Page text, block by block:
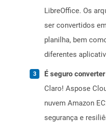
LibreOffice. Os
ser convertidos
planilha, bem
diferentes
É seguro
Claro! Aspose
nuvem Amazon
segurança e